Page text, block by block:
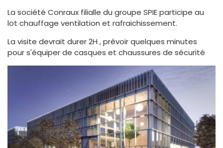
La société Conraux filialle du groupe SPIE participe au
lot chauffage ventilation et rafraichissement.
La visite devrait durer 2H , prévoir quelques minutes
pour s'équiper de casques et chaussures de sécurité